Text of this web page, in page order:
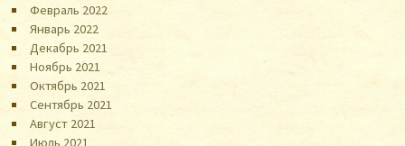
Февраль 2022
Январь 2022
Декабрь 2021
Ноябрь 2021
Октябрь 2021
Сентябрь 2021
Август 2021
Июль 2021